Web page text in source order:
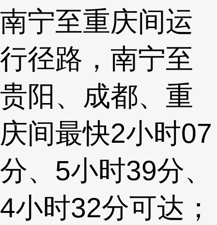
南宁至重庆间运
行径路，南宁至
贵阳、成都、重
庆间最快2小时07
分、5小时39分、
4小时32分可达；